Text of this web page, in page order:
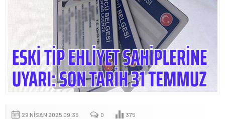
29 NISAN 2025 09:35 0 375